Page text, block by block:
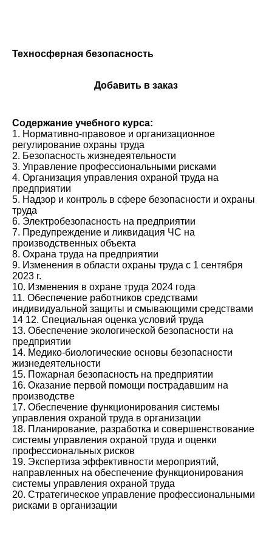
Техносферная безопасность
Добавить в заказ
Содержание учебного курса:
1. Нормативно-правовое и организационное
регулирование охраны труда
2. Безопасность жизнедеятельности
3. Управление профессиональными рисками
4. Организация управления охраной труда на
предприятии
5. Надзор и контроль в сфере безопасности и охраны
труда
6. Электробезопасность на предприятии
7. Предупреждение и ликвидация ЧС на
производственных объекта
8. Охрана труда на предприятии
9. Изменения в области охраны труда с 1 сентября
2023 г.
10. Изменения в охране труда 2024 года
11. Обеспечение работников средствами
индивидуальной защиты и смывающими средствами
14 12. Специальная оценка условий труда
13. Обеспечение экологической безопасности на
предприятии
14. Медико-биологические основы безопасности
жизнедеятельности
15. Пожарная безопасность на предприятии
16. Оказание первой помощи пострадавшим на
производстве
17. Обеспечение функционирования системы
управления охраной труда в организации
18. Планирование, разработка и совершенствование
системы управления охраной труда и оценки
профессиональных рисков
19. Экспертиза эффективности мероприятий,
направленных на обеспечение функционирования
системы управления охраной труда
20. Стратегическое управление профессиональными
рисками в организации